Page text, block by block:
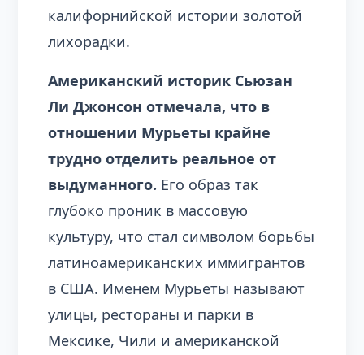
калифорнийской истории золотой
лихорадки.
Американский историк Сьюзан
Ли Джонсон отмечала, что в
отношении Мурьеты крайне
трудно отделить реальное от
выдуманного. Его образ так
глубоко проник в массовую
культуру, что стал символом борьбы
латиноамериканских иммигрантов
в США. Именем Мурьеты называют
улицы, рестораны и парки в
Мексике, Чили и американской